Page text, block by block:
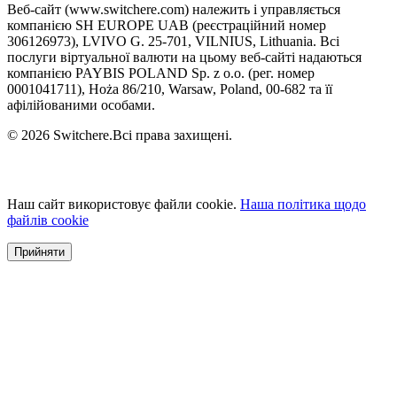
Веб-сайт (www.switchere.com) належить і управляється
компанією SH EUROPE UAB (реєстраційний номер
306126973), LVIVO G. 25-701, VILNIUS, Lithuania. Всі
послуги віртуальної валюти на цьому веб-сайті надаються
компанією PAYBIS POLAND Sp. z o.o. (рег. номер
0001041711), Hoża 86/210, Warsaw, Poland, 00-682 та її
афілійованими особами.
© 2026 Switchere.Всі права захищені.
Наш сайт використовує файли cookie. Наша політика щодо
файлів cookie
Прийняти